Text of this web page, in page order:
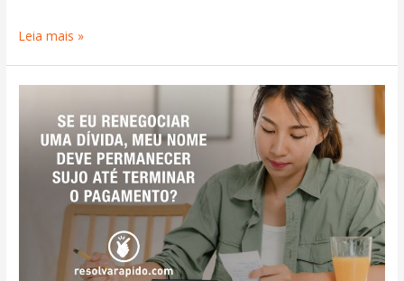
Leia mais »